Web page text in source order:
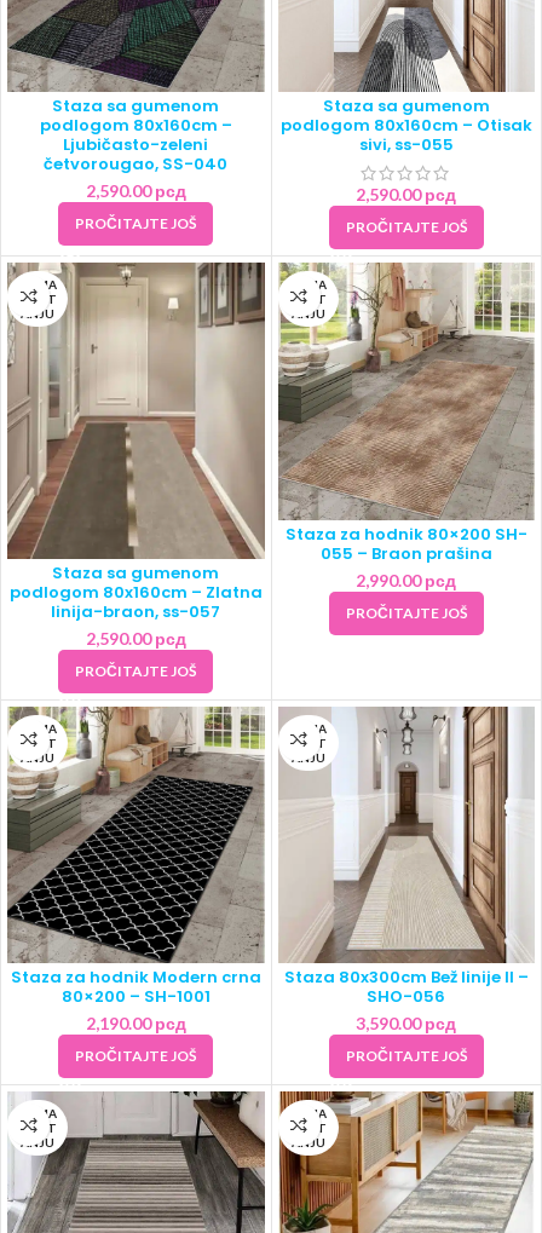
Staza sa gumenom
podlogom 80x160cm –
Ljubičasto-zeleni
četvorougao, SS-040
2,590.00рсд
PROČITAJTE JOŠ
Staza sa gumenom
podlogom 80x160cm – Otisak
sivi, ss-055
2,590.00рсд
PROČITAJTE JOŠ
NEMA
NA ST
ANJU
Staza sa gumenom
podlogom 80x160cm – Zlatna
linija-braon, ss-057
2,590.00рсд
PROČITAJTE JOŠ
NEMA
NA ST
ANJU
Staza za hodnik 80×200 SH-
055 – Braon prašina
2,990.00рсд
PROČITAJTE JOŠ
NEMA
NA ST
ANJU
Staza za hodnik Modern crna
80×200 – SH-1001
2,190.00рсд
PROČITAJTE JOŠ
NEMA
NA ST
ANJU
Staza 80x300cm Bež linije II –
SHO-056
3,590.00рсд
PROČITAJTE JOŠ
NEMA
NA ST
ANJU
NEMA
NA ST
ANJU